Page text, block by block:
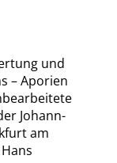
und
– Aporien
Johann-
am